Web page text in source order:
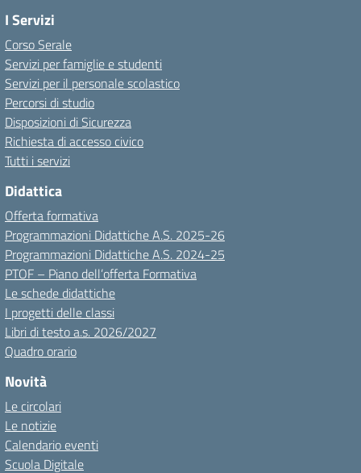
I Servizi
Corso Serale
Servizi per famiglie e studenti
Servizi per il personale scolastico
Percorsi di studio
Disposizioni di Sicurezza
Richiesta di accesso civico
Tutti i servizi
Didattica
Offerta formativa
Programmazioni Didattiche A.S. 2025-26
Programmazioni Didattiche A.S. 2024-25
PTOF – Piano dell’offerta Formativa
Le schede didattiche
I progetti delle classi
Libri di testo a.s. 2026/2027
Quadro orario
Novità
Le circolari
Le notizie
Calendario eventi
Scuola Digitale